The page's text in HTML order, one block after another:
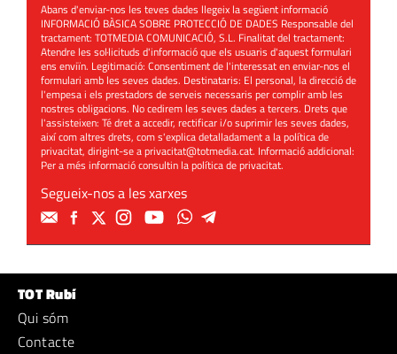
Abans d'enviar-nos les teves dades llegeix la següent informació
INFORMACIÓ BÀSICA SOBRE PROTECCIÓ DE DADES Responsable del
tractament: TOTMEDIA COMUNICACIÓ, S.L. Finalitat del tractament:
Atendre les sol·licituds d'informació que els usuaris d'aquest formulari
ens enviïn. Legitimació: Consentiment de l'interessat en enviar-nos el
formulari amb les seves dades. Destinataris: El personal, la direcció de
l'empesa i els prestadors de serveis necessaris per complir amb les
nostres obligacions. No cedirem les seves dades a tercers. Drets que
l'assisteixen: Té dret a accedir, rectificar i/o suprimir les seves dades,
així com altres drets, com s'explica detalladament a la política de
privacitat, dirigint-se aprivacitat@totmedia.cat. Informació addicional:
Per a més informació consultin lapolítica de privacitat.
Segueix-nos a les xarxes
TOT Rubí
Qui sóm
Contacte